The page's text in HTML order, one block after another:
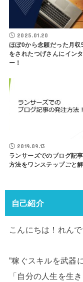
2025.01.20
ほぼ0から念願だった月収
をされたつげさんにイン
ー！
2019.09.13
ランサーズでのブログ記
方法をワンステップごと解
自己紹介
こんにちは！れんで
”稼ぐスキルを武器
「自分の人生を生